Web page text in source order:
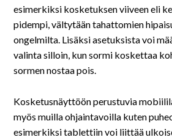
esimerkiksi kosketuksen viiveen eli
pidempi, vältytään tahattomien
ongelmilta. Lisäksi asetuksista voi
valinta silloin, kun sormi koskettaa
sormen nostaa pois.
Kosketusnäyttöön perustuvia
myös muilla ohjaintavoilla kuten
esimerkiksi tablettiin voi liittää